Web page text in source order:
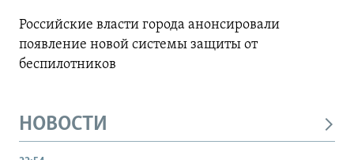
Российские власти города анонсировали
появление новой системы защиты от
беспилотников
НОВОСТИ